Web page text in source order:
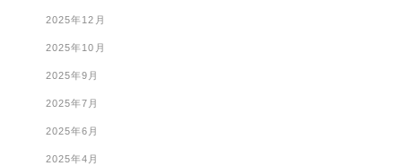
2025年12月
2025年10月
2025年9月
2025年7月
2025年6月
2025年4月